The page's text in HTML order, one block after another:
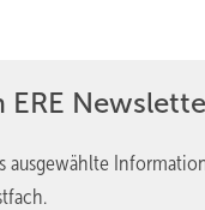
in die Hand gegeben
und Bürger
ausgewählte